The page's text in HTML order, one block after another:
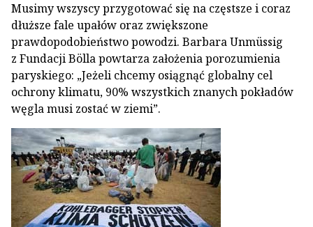
Musimy wszyscy przygotować się na częstsze i coraz
dłuższe fale upałów oraz zwiększone
prawdopodobieństwo powodzi. Barbara Unmüssig
z Fundacji Bölla powtarza założenia porozumienia
paryskiego: „Jeżeli chcemy osiągnąć globalny cel
ochrony klimatu, 90% wszystkich znanych pokładów
węgla musi zostać w ziemi”.